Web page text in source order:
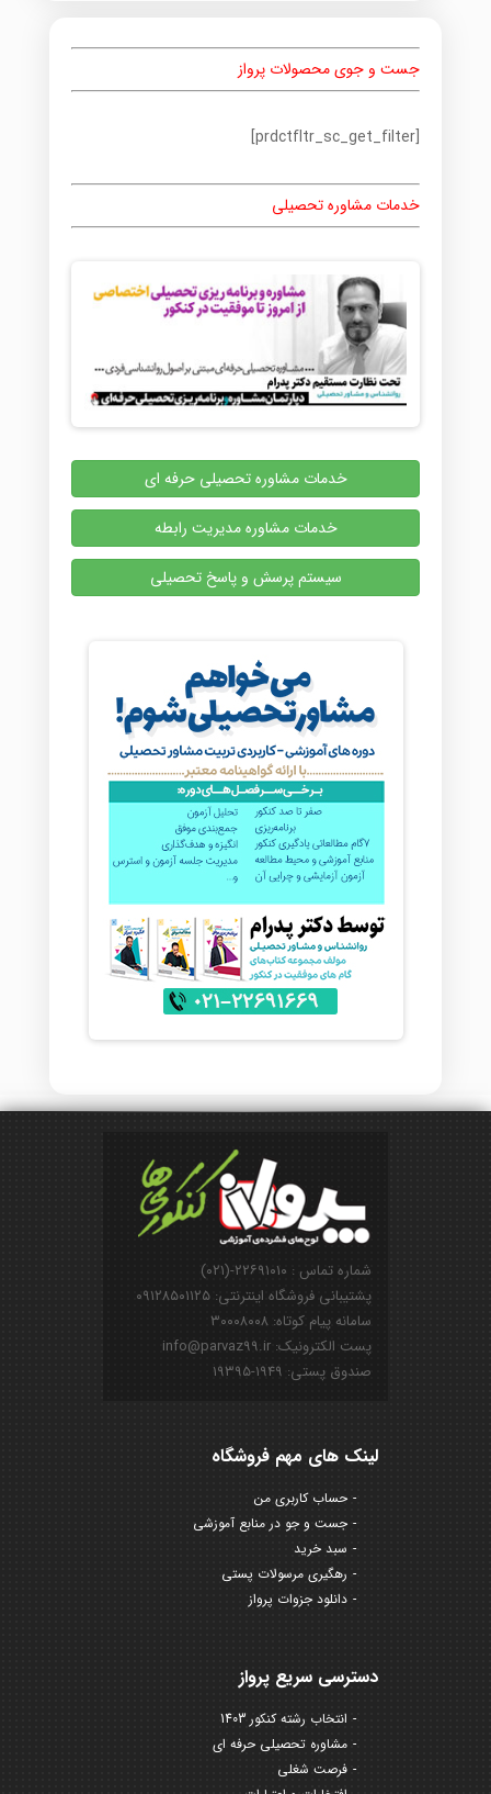
جست و جوی محصولات پرواز
[prdctfltr_sc_get_filter]
خدمات مشاوره تحصیلی
خدمات مشاوره تحصیلی حرفه ای
خدمات مشاوره مدیریت رابطه
سیستم پرسش و پاسخ تحصیلی
شماره تماس : ۲۲۶۹۱۰۱۰-(۰۲۱)
پشتیبانی فروشگاه اینترنتی: ۰۹۱۲۸۵۰۱۱۲۵
سامانه پیام کوتاه: ۳۰۰۰۸۰۰۸
پست الکترونیک: info@parvaz99.ir
صندوق پستی: ۱۹۴۹-۱۹۳۹۵
لینک های مهم فروشگاه
حساب کاربری من
جست و جو در منابع آموزشی
سبد خرید
رهگیری مرسولات پستی
دانلود جزوات پرواز
دسترسی سریع پرواز
انتخاب رشته کنکور 1403
مشاوره تحصیلی حرفه ای
فرصت شغلی